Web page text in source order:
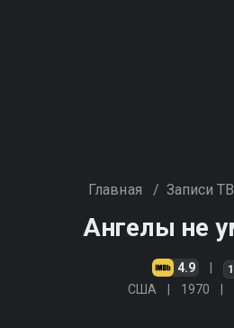
Главная / Записи
Ангелы не
4.9
США 1970